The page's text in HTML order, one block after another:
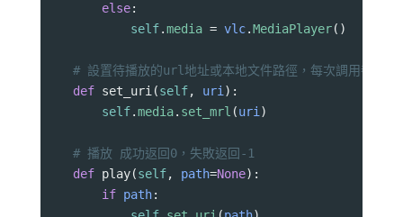
else:
self.media = vlc.MediaPlayer()
# 設置待播放的url地址或本地文件路徑，每次調用都會重
def set_uri (self, uri ):
self.media. set_mrl (uri )
# 播放 成功返回0，失敗返回-1
def play(self, path=None):
if path: